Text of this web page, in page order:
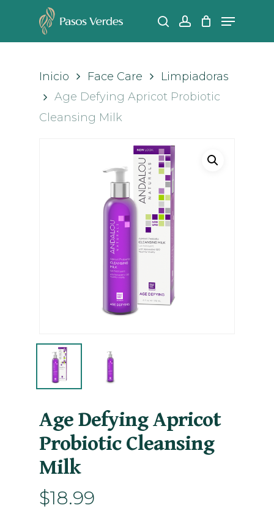
searchaccount
Menu
Inicio Face Care
Limpiadoras
Age Defying Apricot Probiotic
Cleansing Milk
Age Defying Apricot
Probiotic Cleansing
Milk
$18.99
Close